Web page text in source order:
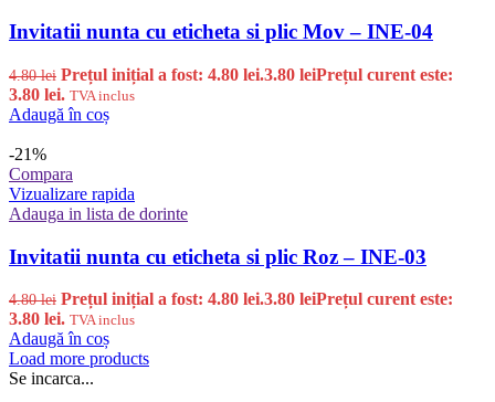
Invitatii nunta cu eticheta si plic Mov – INE-04
4.80lei Prețul inițial a fost: 4.80 lei.3.80 leiPrețul curent este:
3.80 lei. TVA inclus
Adaugă în coș
-21%
Compara
Vizualizare rapida
Adauga in lista de dorinte
Invitatii nunta cu eticheta si plic Roz – INE-03
4.80lei Prețul inițial a fost: 4.80 lei.3.80 leiPrețul curent este:
3.80 lei. TVA inclus
Adaugă în coș
Load more products
Se incarca...